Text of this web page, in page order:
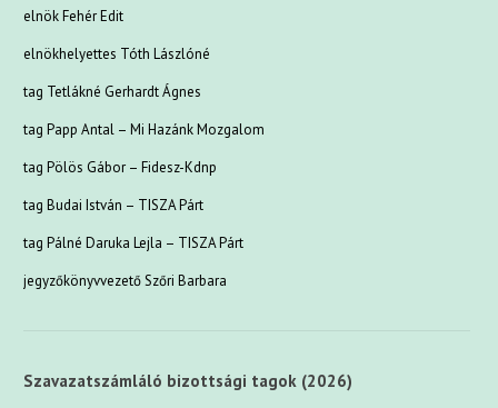
elnök Fehér Edit
elnökhelyettes Tóth Lászlóné
tag Tetlákné Gerhardt Ágnes
tag Papp Antal – Mi Hazánk Mozgalom
tag Pölös Gábor – Fidesz-Kdnp
tag Budai István – TISZA Párt
tag Pálné Daruka Lejla – TISZA Párt
jegyzőkönyvvezető Szőri Barbara
Szavazatszámláló bizottsági tagok (2026)